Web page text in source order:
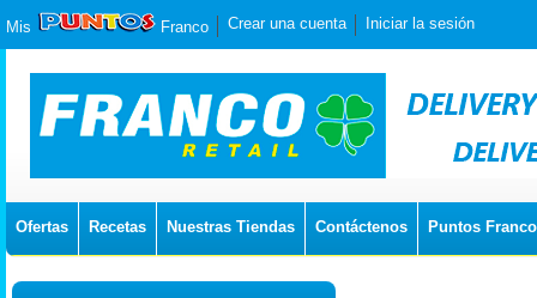
Mis Franco Crear una cuenta Iniciar la sesión
Ofertas Recetas Nuestras Tiendas Contáctenos Puntos Franco